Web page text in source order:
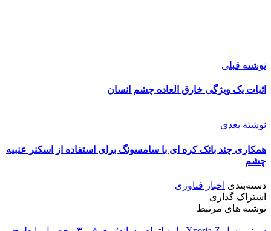
نوشته قبلی
اثبات یک ویژگی خارق العاده چشم انسان
نوشته بعدی
همکاری چند بانک کره ای با سامسونگ برای استفاده از اسکنر عنبیه
چشم
دسته‌بندی اخبار فناوری
اشتراک گذاری
نوشته های مرتبط